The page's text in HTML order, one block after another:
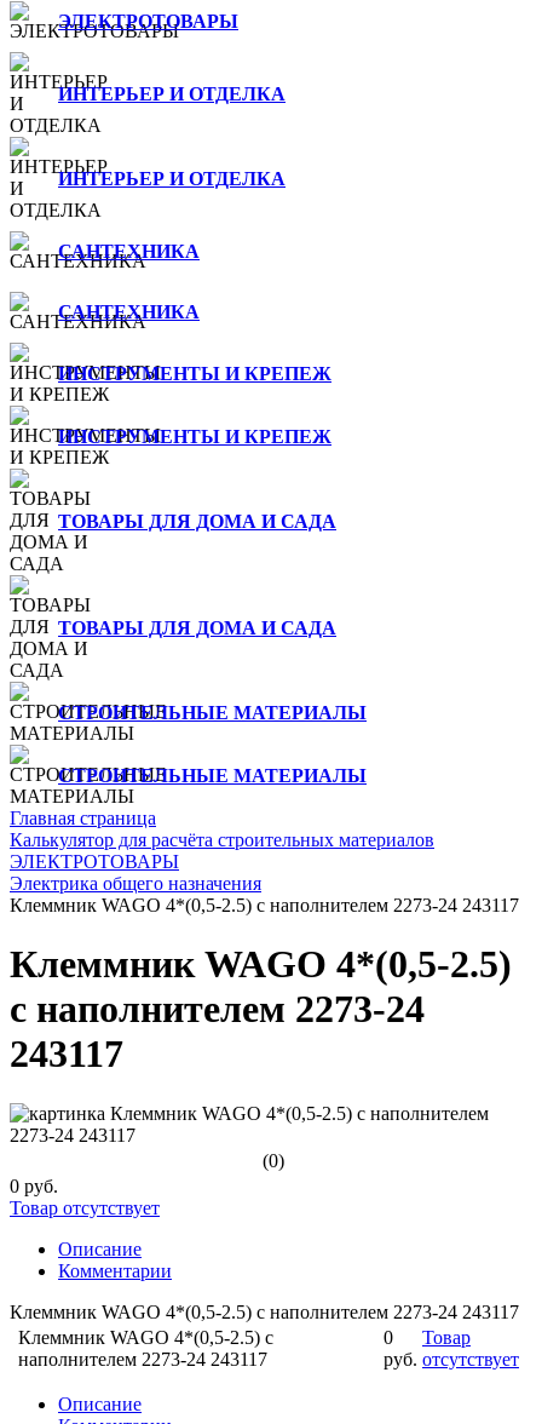
ЭЛЕКТРОТОВАРЫ
ИНТЕРЬЕР И ОТДЕЛКА
ИНТЕРЬЕР И ОТДЕЛКА
САНТЕХНИКА
САНТЕХНИКА
ИНСТРУМЕНТЫ И КРЕПЕЖ
ИНСТРУМЕНТЫ И КРЕПЕЖ
ТОВАРЫ ДЛЯ ДОМА И САДА
ТОВАРЫ ДЛЯ ДОМА И САДА
СТРОИТЕЛЬНЫЕ МАТЕРИАЛЫ
СТРОИТЕЛЬНЫЕ МАТЕРИАЛЫ
Главная страница
Калькулятор для расчёта строительных материалов
ЭЛЕКТРОТОВАРЫ
Электрика общего назначения
Клеммник WAGO 4*(0,5-2.5) с наполнителем 2273-24 243117
Клеммник WAGO 4*(0,5-2.5)
с наполнителем 2273-24
243117
(0)
0 руб.
Товар отсутствует
Описание
Комментарии
Клеммник WAGO 4*(0,5-2.5) с наполнителем 2273-24 243117
Клеммник WAGO 4*(0,5-2.5) с
наполнителем 2273-24 243117
0
руб.
Товар
отсутствует
Описание